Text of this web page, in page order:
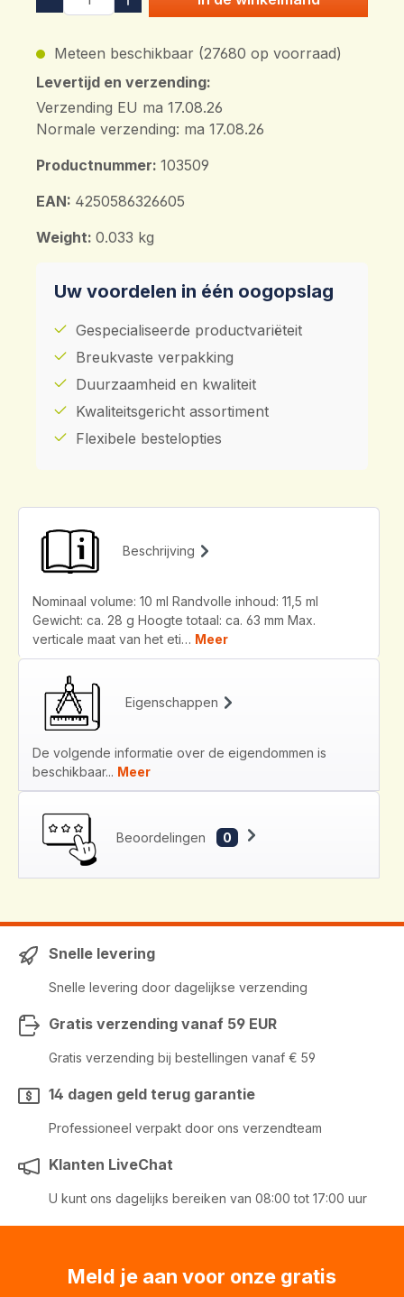
Meteen beschikbaar (27680 op voorraad)
Levertijd en verzending:
Verzending EU ma 17.08.26
Normale verzending: ma 17.08.26
Productnummer: 103509
EAN: 4250586326605
Weight: 0.033 kg
Uw voordelen in één oogopslag
Gespecialiseerde productvariëteit
Breukvaste verpakking
Duurzaamheid en kwaliteit
Kwaliteitsgericht assortiment
Flexibele bestelopties
Beschrijving
Nominaal volume: 10 ml Randvolle inhoud: 11,5 ml
Gewicht: ca. 28 g Hoogte totaal: ca. 63 mm Max.
verticale maat van het eti… Meer
Eigenschappen
De volgende informatie over de eigendommen is
beschikbaar... Meer
Beoordelingen 0
Snelle levering
Snelle levering door dagelijkse verzending
Gratis verzending vanaf 59 EUR
Gratis verzending bij bestellingen vanaf € 59
14 dagen geld terug garantie
Professioneel verpakt door ons verzendteam
Klanten LiveChat
U kunt ons dagelijks bereiken van 08:00 tot 17:00 uur
Meld je aan voor onze gratis